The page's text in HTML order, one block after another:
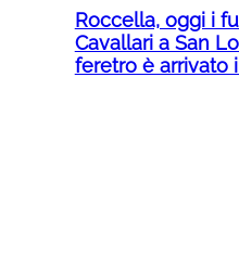
Roccella, oggi i
Cavallari a San
feretro è arrivato